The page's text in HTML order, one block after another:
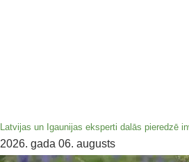
Latvijas un Igaunijas eksperti dalās pieredzē
2026. gada 06. augusts